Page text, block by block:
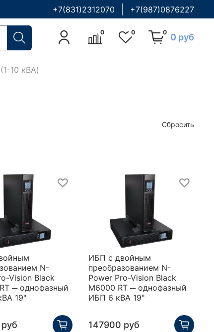
+7(831)2312070 +7(987)0876227
0 0 0 0 руб
10 кВА)
Сбросить
N-
Vision Black
─ однофазный
19"
ИБП с двойным
преобразованием N-
Power Pro-Vision Black
M6000 RT ─ однофазный
ИБП 6 кВА 19"
147900 руб